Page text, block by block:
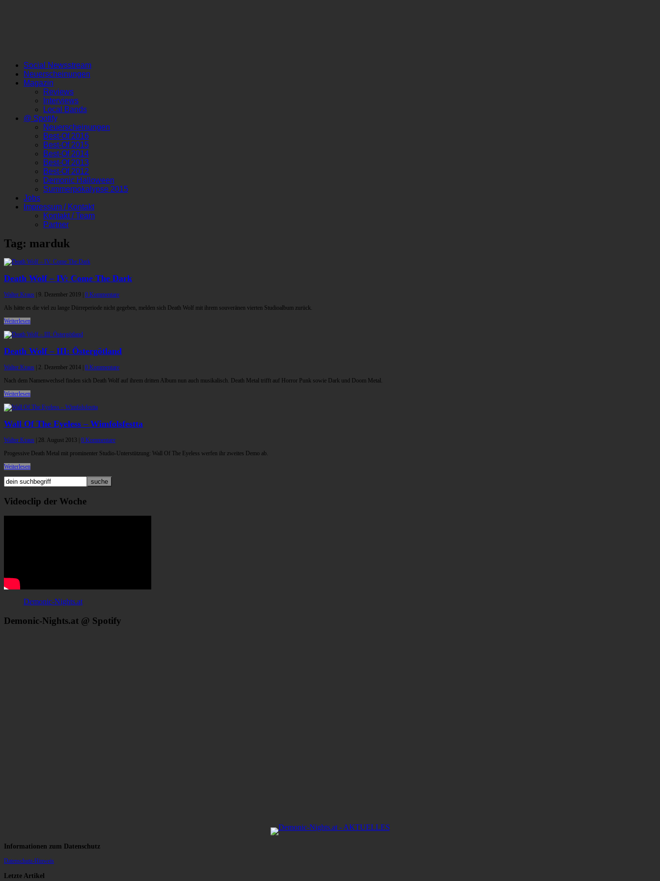
Social Newsstream
Neuerscheinungen
Magazin
Reviews
Interviews
Local Bands
@ Spotify
Neuerscheinungen
Best-Of 2016
Best-Of 2015
Best-Of 2014
Best-Of 2013
Best-Of 2012
Demonic Halloween
Summerpokalypse 2015
Jobs
Impressum / Kontakt
Kontakt / Team
Partner
Tag: marduk
Death Wolf – IV: Come The Dark
Walter Kraus 9. Dezember 2019
0 Kommentare
Als hätte es die viel zu lange Dürreperiode nicht gegeben, melden sich Death Wolf mit ihrem souveränen vierten Studioalbum zurück.
Weiterlesen
Death Wolf – III: Östergötland
Walter Kraus 2. Dezember 2014 0 Kommentare
Nach dem Namenwechsel finden sich Death Wolf auf ihrem dritten Album nun auch musikalisch. Death Metal trifft auf Horror Punk sowie Dark und Doom Metal.
Weiterlesen
Wall Of The Eyeless – Wimfolsfestta
Walter Kraus 28. August 2013
0 Kommentare
Progessive Death Metal mit prominenter Studio-Unterstützung: Wall Of The Eyeless werfen ihr zweites Demo ab.
Weiterlesen
Videoclip der Woche
Demonic-Nights.at
Demonic-Nights.at @ Spotify
Informationen zum Datenschutz
Datenschutz-Hinweis
Letzte Artikel